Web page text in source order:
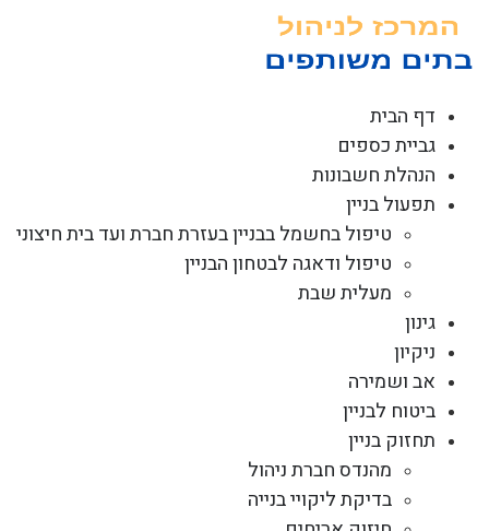
דף הבית
גביית כספים
הנהלת חשבונות
תפעול בניין
טיפול בחשמל בבניין בעזרת חברת ועד בית חיצוני
טיפול ודאגה לבטחון הבניין
מעלית שבת
גינון
ניקיון
אב ושמירה
ביטוח לבניין
תחזוק בניין
מהנדס חברת ניהול
בדיקת ליקויי בנייה